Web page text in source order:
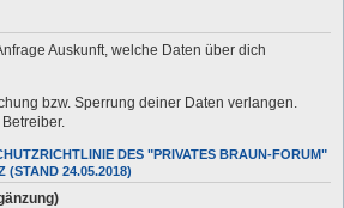
Auskunft, welche Daten über dich
bzw. Sperrung deiner Daten verlangen.
DES "PRIVATES BRAUN-FORUM"
(STAND 24.05.2018)